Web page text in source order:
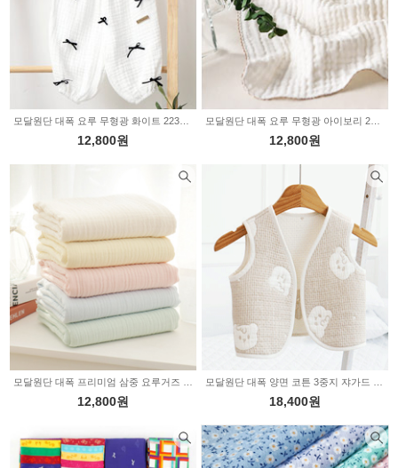
12,800원 12,800원
모달원단 대폭 프리미엄 삼중 요루거즈 5color 2234928
12,800원
모달원단 대폭 양면 코튼 3중지 쟈가드 4type 2234517
18,400원